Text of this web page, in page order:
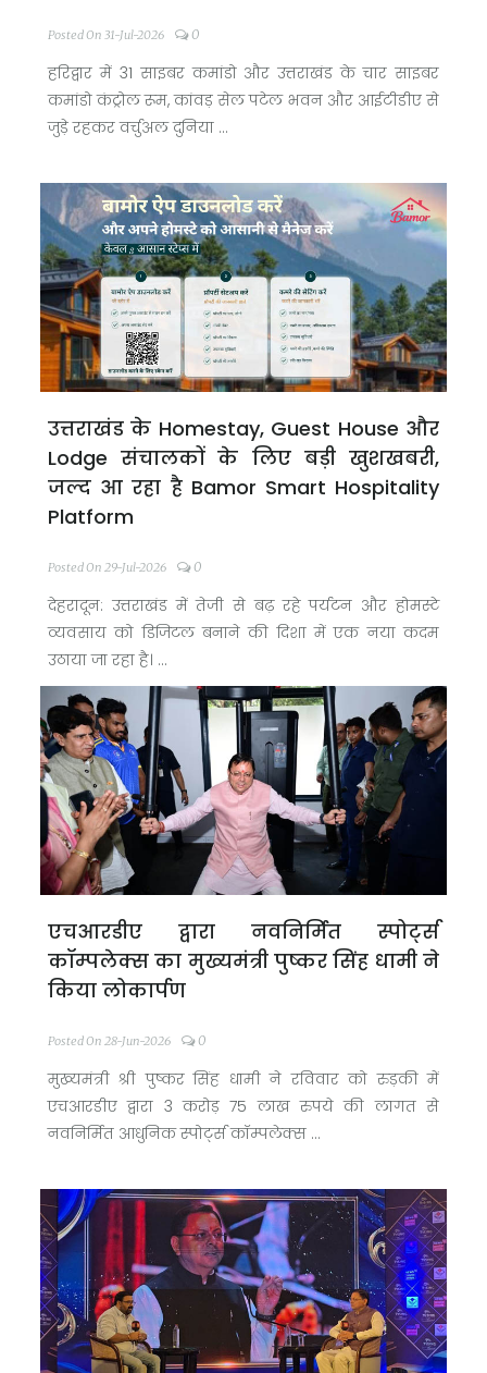
Posted On 31-Jul-2026 0
हरिद्वार में 31 साइबर कमांडो और उत्तराखंड के चार साइबर
कमांडो कंट्रोल रूम, कांवड़ सेल पटेल भवन और आईटीडीए से
जुड़े रहकर वर्चुअल दुनिया ...
उत्तराखंड के Homestay, Guest House और
Lodge संचालकों के लिए बड़ी खुशखबरी,
जल्द आ रहा है Bamor Smart Hospitality
Platform
Posted On 29-Jul-2026 0
देहरादून: उत्तराखंड में तेजी से बढ़ रहे पर्यटन और होमस्टे
व्यवसाय को डिजिटल बनाने की दिशा में एक नया कदम
उठाया जा रहा है। ...
एचआरडीए द्वारा नवनिर्मित स्पोर्ट्स
कॉम्पलेक्स का मुख्यमंत्री पुष्कर सिंह धामी ने
किया लोकार्पण
Posted On 28-Jun-2026 0
मुख्यमंत्री श्री पुष्कर सिंह धामी ने रविवार को रुड़की में
एचआरडीए द्वारा 3 करोड़ 75 लाख रुपये की लागत से
नवनिर्मित आधुनिक स्पोर्ट्स कॉम्पलेक्स ...